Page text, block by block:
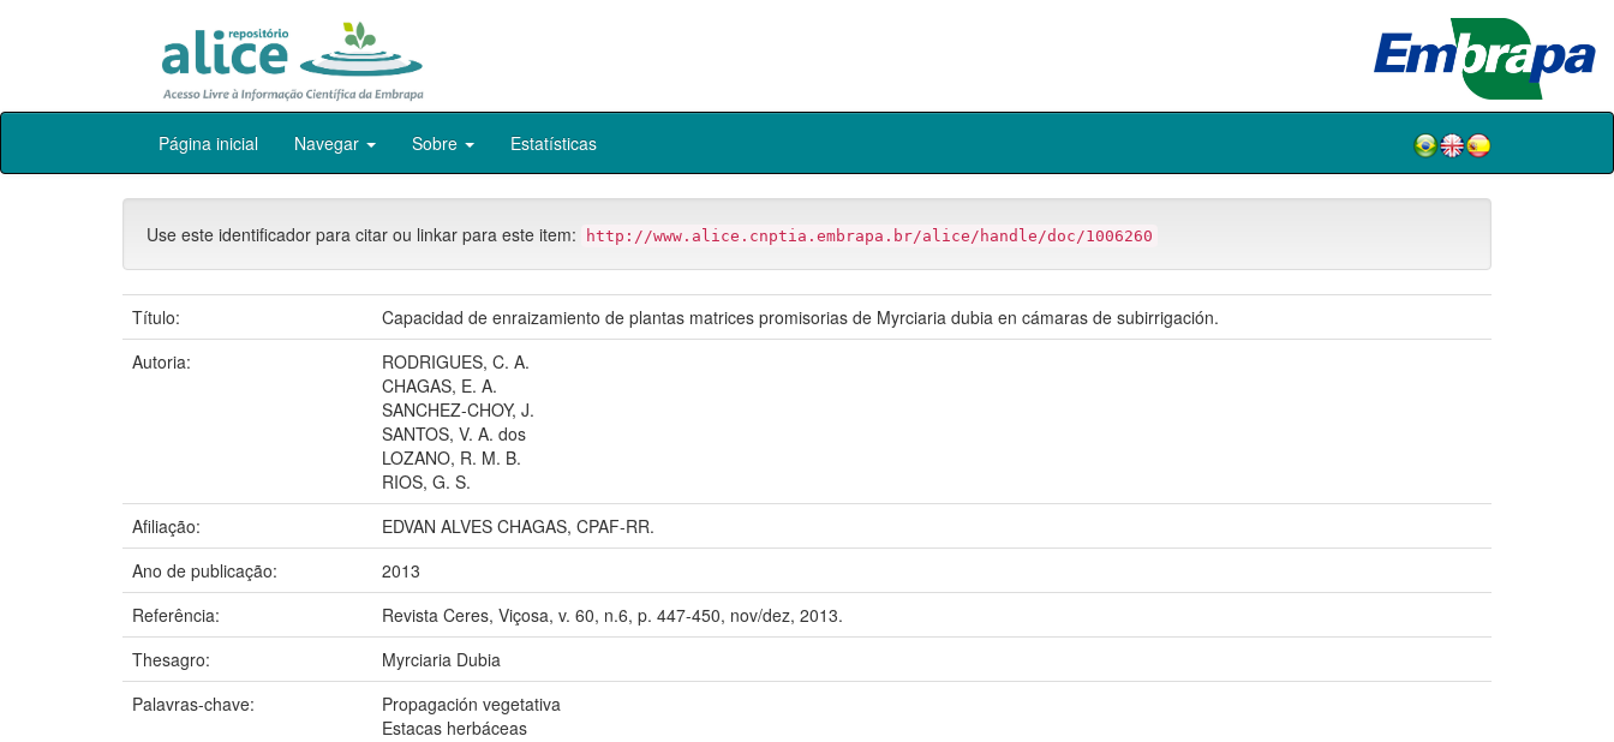
Skip
Página inicial Navegar Sobre Estatísticas
Use este identificador para citar ou linkar para este item: http://www.alice.cnptia.embrapa.br/alice/handle/doc/1006260
Título:
Capacidad de enraizamiento de plantas matrices promisorias de Myrciaria dubia en cámaras de subirrigación.
Autoria:
RODRIGUES, C. A.
CHAGAS, E. A.
SANCHEZ-CHOY, J.
SANTOS, V. A. dos
LOZANO, R. M. B.
RIOS, G. S.
Afiliação:
EDVAN ALVES CHAGAS, CPAF-RR.
Ano de publicação:
2013
Referência:
Revista Ceres, Viçosa, v. 60, n.6, p. 447-450, nov/dez, 2013.
Thesagro:
Myrciaria Dubia
Palavras-chave:
Propagación vegetativa
Estacas herbáceas